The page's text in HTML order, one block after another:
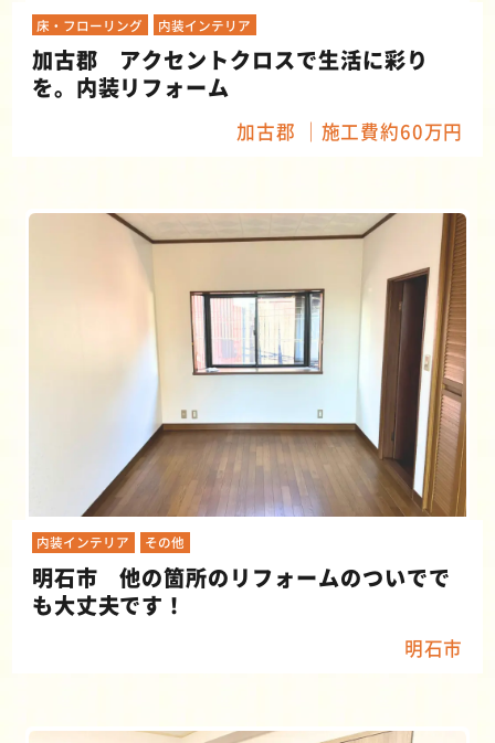
床・フローリング 内装インテリア
加古郡 アクセントクロスで生活に彩り
を。内装リフォーム
加古郡 施工費約60万円
内装インテリア その他
明石市 他の箇所のリフォームのついでで
も大丈夫です！
明石市